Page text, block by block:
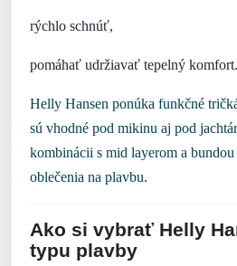
rýchlo schnúť,
pomáhať udržiavať tepelný komfort.
Helly Hansen ponúka funkčné
sú vhodné pod mikinu aj pod
kombinácii s mid layerom a
oblečenia na plavbu.
Ako si vybrať Helly
typu plavby